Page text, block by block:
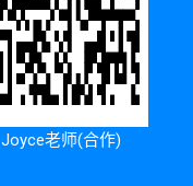
Joyce老师(合作)